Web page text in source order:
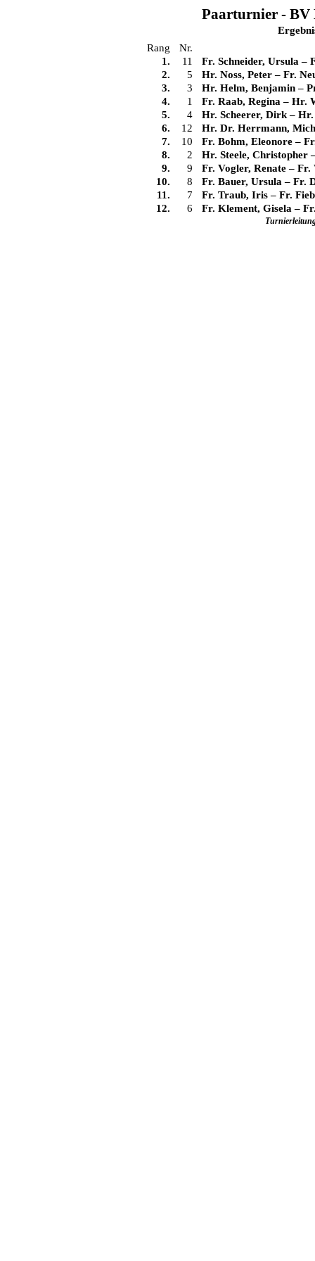
Paarturnier - BV
Rang
Nr.
1.
11 Fr. Schneider, Ursula –
2.
5 Hr. Noss, Peter– Fr.
3.
3 Hr. Helm, Benjamin–
4.
1 Fr. Raab, Regina – Hr.
5.
4 Hr. Scheerer, Dirk– Hr.
6.
12
Hr. Dr. Herrmann,
7.
10 Fr. Bohm, Eleonore–
8.
2 Hr. Steele, Christopher
9.
9 Fr. Vogler, Renate– Fr.
10.
8 Fr. Bauer, Ursula – Fr.
11.
7 Fr. Traub, Iris– Fr.
12.
6 Fr. Klement, Gisela –